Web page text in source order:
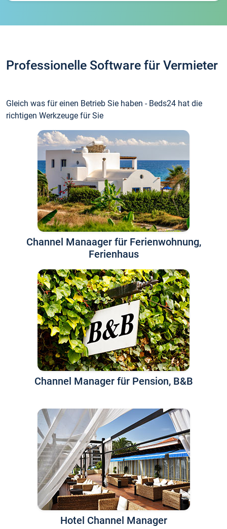
Professionelle Software für Vermieter
Gleich was für einen Betrieb Sie haben - Beds24 hat die
richtigen Werkzeuge für Sie
Channel Manaager für Ferienwohnung,
Ferienhaus
Channel Manager für Pension, B&B
Hotel Channel Manager